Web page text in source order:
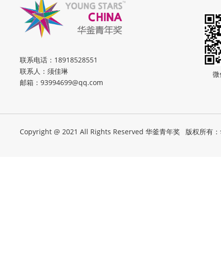
联系电话： 18918528551
联系人：须佳琳
邮箱： 93994699@qq.com
Copyright @ 2021 All Rights Reserved 华釜青年奖 版权所有